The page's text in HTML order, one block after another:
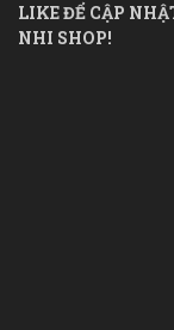
LIKE ĐỂ CẬP
NHI SHOP!